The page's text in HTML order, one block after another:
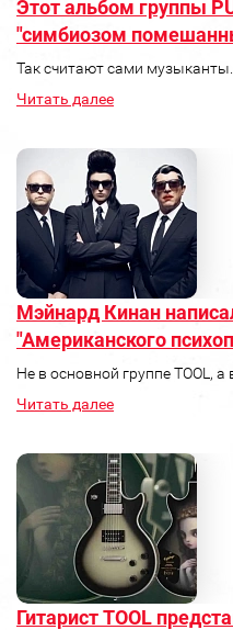
Этот альбом группы
"симбиозом
Так считают сами музыканты.
Читать далее
Мэйнард Кинан
"Американского
Не в основной группе TOOL, а
Читать далее
Гитарист TOOL